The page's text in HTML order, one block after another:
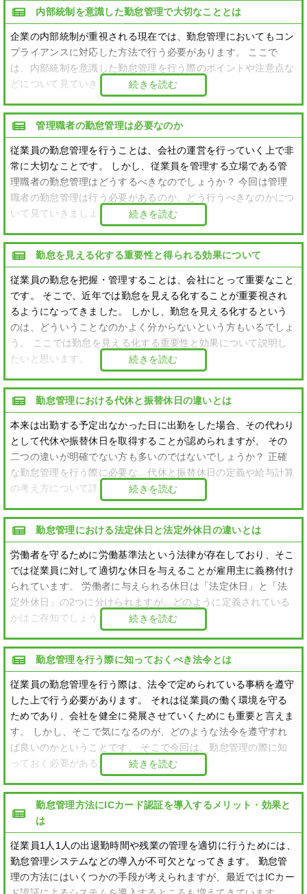
内部統制を意識した勤怠管理で大切なこととは
企業の内部統制が重視される現在では、勤怠管理においてもコン
プライアンスに対応した方法で行う必要があります。 ここで
は、内部統制を意識した勤怠管理を行う際のポイントや注意点な
どについて見ていきましょう。続きを読む
管理職者の勤怠管理は必要なのか
従業員の勤怠管理を行うことは、会社の運営を行っていく上で非
常に大切なことです。 しかし、従業員を管理する立場である管
理職者の勤怠管理はどうするべきなのでしょうか？ 今回は管理
職者の勤怠管理は行う必要があるのか、どう行うべきなのかにつ
いて見ていきましょう。
続きを読む
勤怠を見える化する重要性と得られる効果について
従業員の勤怠を把握・管理することは、会社にとって重要なこと
です。 そこで、近年では勤怠を見える化することが重要視され
るようになってきました。 しかし、勤怠を見える化するという
のは、どういうことなのかよく分からないという方もいるでしょ
う。 ここでは勤怠を見える化する重要性と効果について説明し
たいと思います。
続きを読む
勤怠管理における代休と振替休日の違いとは
本来は出勤する予定出なかった日に出勤をした場合、その代わり
として代休や振替休日を取得することが認められますが、 その
二つの違いが明確でない方も多いのではないでしょうか？ 正確
な勤怠管理を行う際に必要な、代休と振替休日の定義や給与計算
の考え方について詳しく見ていきましょう。
続きを読む
勤怠管理における法定休日と法定外休日の違いとは
労働者を守るために労働基準法という法律が存在しており、そこ
では従業員に対して適切な休日を与えることが雇用主に義務付け
られています。 労働者に与えられる休日は「法定休日」と「法
定外休日」の2つに分けられますが、どのように定義されている
かはご存知でしょうか？
続きを読む
勤怠管理を行う際に知っておくべき法令とは
従業員の勤怠管理を行う際は、法令で定められている事柄を遵守
した上で行う必要があります。 それは従業員の働く環境を守る
ためであり、会社を健全に発展させていくためにも重要と言えま
す。 しかし、そこで気になるのが、どのような法令を遵守すれ
ば良いのかということです。 そこで今回は、勤怠管理の際に知
っておく必要がある法令について紹介します。
続きを読む
勤怠管理方法にICカード認証を導入するメリット・効果と
は
従業員1人1人の出退勤時間や残業の管理を適切に行うためには、
勤怠管理システムなどの導入が不可欠となってきます。 勤怠管
理の方法にはいくつかの手段が考えられますが、最近ではICカー